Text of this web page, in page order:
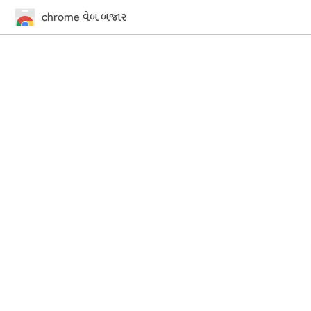
chrome વેબ બજાર